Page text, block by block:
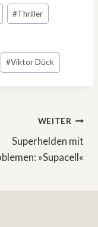
#Thriller
#Viktor Dück
WEITER
Superhelden mit
»Supacell«